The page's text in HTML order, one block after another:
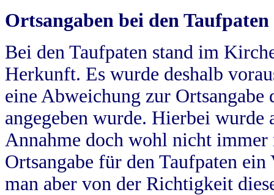
Ortsangaben bei den Taufpaten
Bei den Taufpaten stand im
Herkunft. Es wurde deshalb
eine Abweichung zur
angegeben wurde. Hierbei wurde
Annahme doch wohl nicht
Ortsangabe für den Taufpaten
man aber von der Richtigkeit